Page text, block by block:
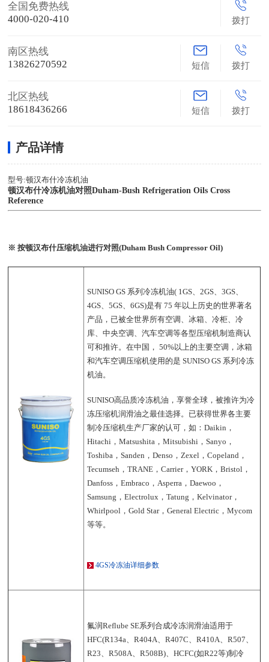
全国免费热线
4000-020-410
拨打
南区热线
13826270592
短信 拨打
北区热线
18618436266
短信 拨打
产品详情
型号:顿汉布什冷冻机油
顿汉布什冷冻机油对照Duham-Bush Refrigeration Oils Cross
Reference
※ 按顿汉布什压缩机油进行对照(Duham Bush Compressor Oil)
SUNISO GS 系列冷冻机油( 1GS、2GS、3GS、
4GS、5GS、6GS)是有 75 年以上历史的世界著名
产品，已被全世界所有空调、冰箱、冷柜、冷
库、中央空调、汽车空调等各型压缩机制造商认
可和推许。在中国， 50%以上的主要空调，冰箱
和汽车空调压缩机使用的是 SUNISO GS 系列冷冻
机油。
SUNISO高品质冷冻机油，享誉全球，被推许为冷
冻压缩机润滑油之最佳选择。已获得世界各主要
制冷压缩机生产厂家的认可，如：Daikin，
Hitachi，Matsushita，Mitsubishi，Sanyo，
Toshiba，Sanden，Denso，Zexel，Copeland，
Tecumseh，TRANE，Carrier，YORK，Bristol，
Danfoss，Embraco，Asperra，Daewoo，
Samsung，Electrolux，Tatung，Kelvinator，
Whirlpool，Gold Star，General Electric，Mycom
等等。
4GS冷冻油详细参数
氟润Reflube SE系列合成冷冻润滑油适用于
HFC(R134a、R404A、R407C、R410A、R507、
R23、R508A、R508B)、HCFC(如R22等)制冷